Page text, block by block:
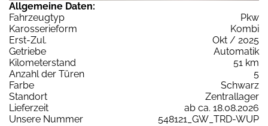
Allgemeine Daten:
Fahrzeugtyp
Pkw
Karosserieform
Kombi
Erst-Zul.
Okt / 2025
Getriebe
Automatik
Kilometerstand
51 km
Anzahl der Türen
5
Farbe
Schwarz
Standort
Zentrallager
Lieferzeit
ab ca. 18.08.2026
Unsere Nummer
548121_GW_TRD-WUP